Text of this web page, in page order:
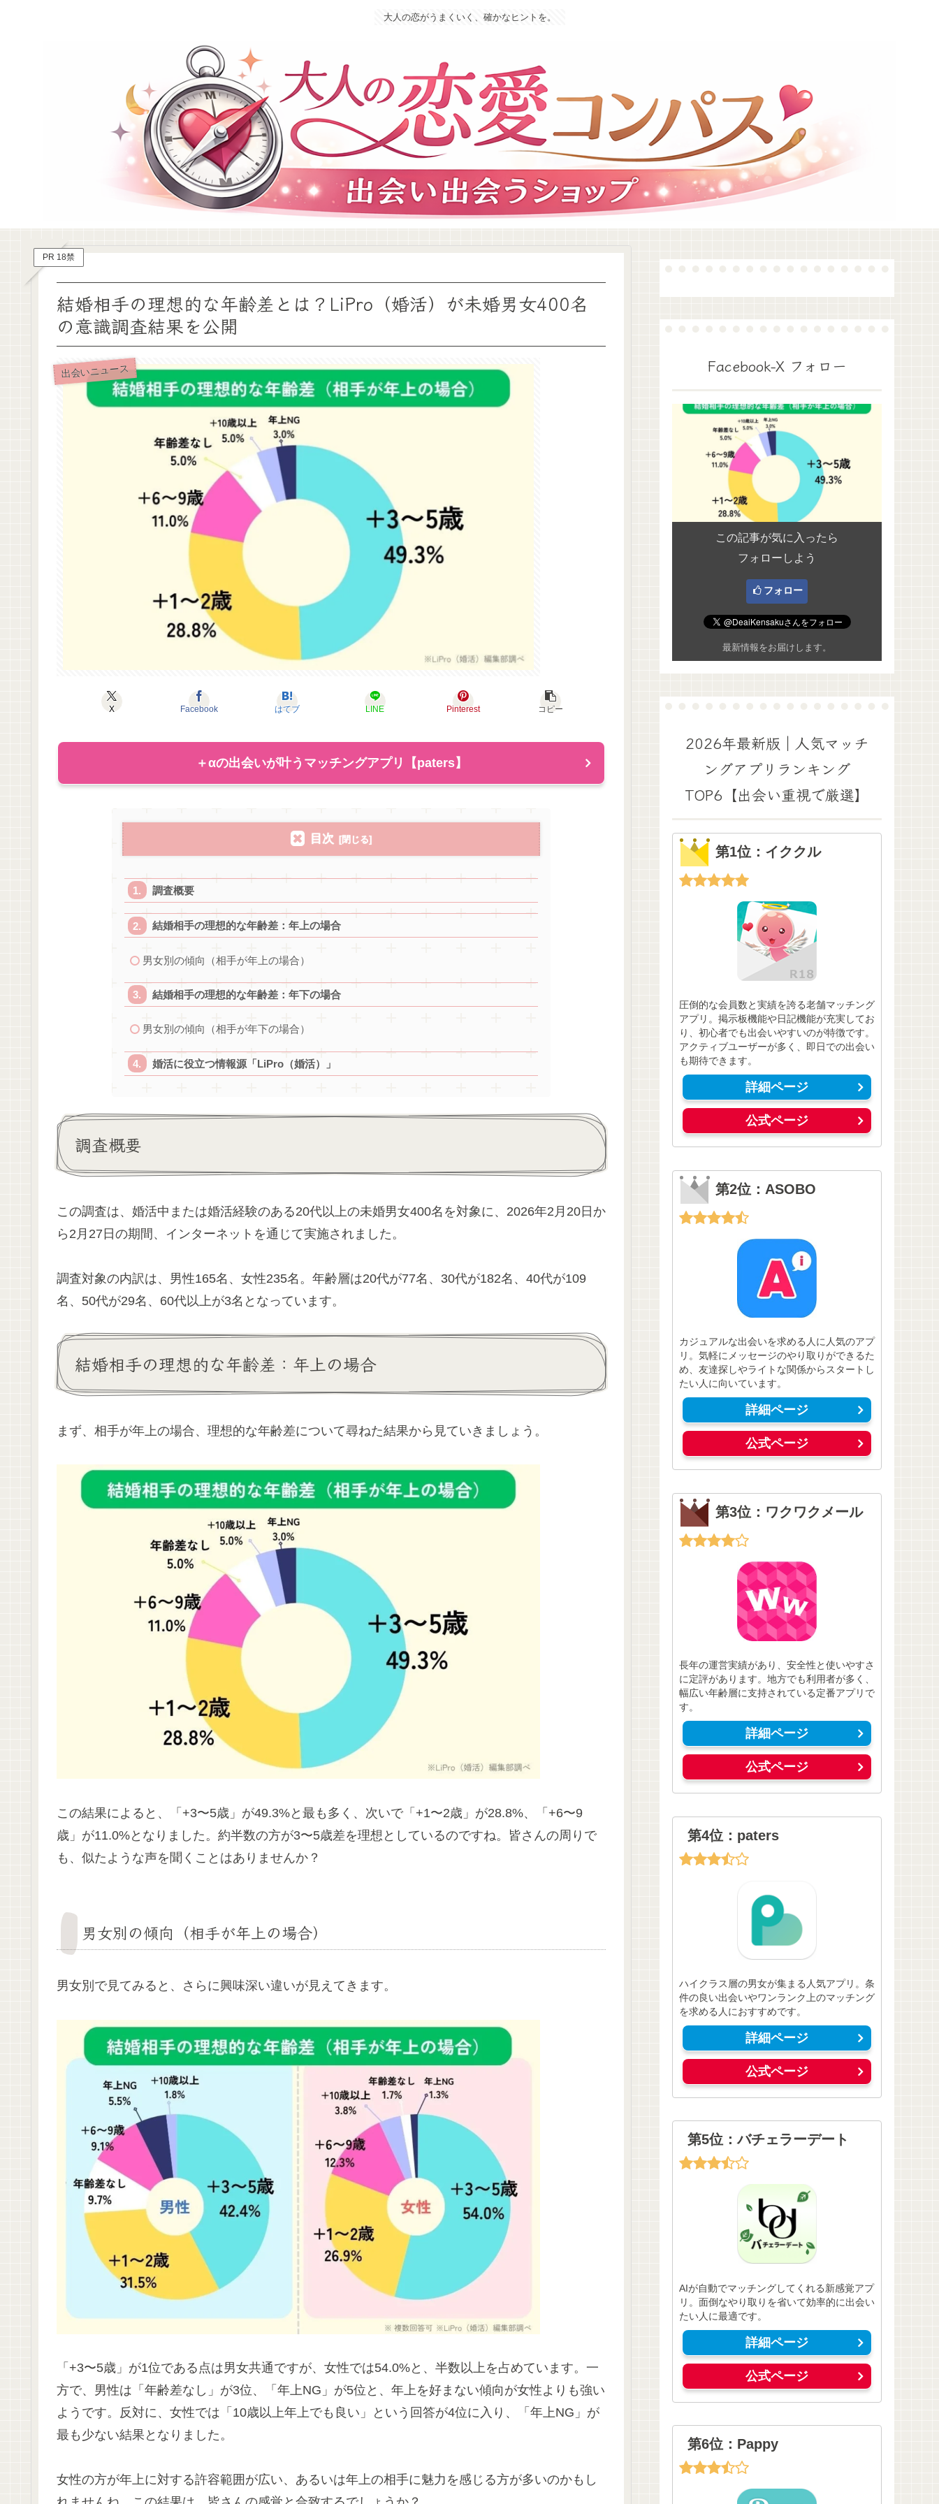
大人の恋がうまくいく、確かなヒントを。
PR 18禁
結婚相手の理想的な年齢差とは？LiPro（婚活）が未婚男女400名
の意識調査結果を公開
出会いニュース
X Facebook はてブ LINE Pinterest コピー
＋αの出会いが叶うマッチングアプリ【paters】
目次
調査概要
結婚相手の理想的な年齢差：年上の場合
男女別の傾向（相手が年上の場合）
結婚相手の理想的な年齢差：年下の場合
男女別の傾向（相手が年下の場合）
婚活に役立つ情報源「LiPro（婚活）」
調査概要
この調査は、婚活中または婚活経験のある20代以上の未婚男女400名を対象に、2026年2月20日か
ら2月27日の期間、インターネットを通じて実施されました。
調査対象の内訳は、男性165名、女性235名。年齢層は20代が77名、30代が182名、40代が109
名、50代が29名、60代以上が3名となっています。
結婚相手の理想的な年齢差：年上の場合
まず、相手が年上の場合、理想的な年齢差について尋ねた結果から見ていきましょう。
この結果によると、「+3〜5歳」が49.3%と最も多く、次いで「+1〜2歳」が28.8%、「+6〜9
歳」が11.0%となりました。約半数の方が3〜5歳差を理想としているのですね。皆さんの周りで
も、似たような声を聞くことはありませんか？
男女別の傾向（相手が年上の場合）
男女別で見てみると、さらに興味深い違いが見えてきます。
「+3〜5歳」が1位である点は男女共通ですが、女性では54.0%と、半数以上を占めています。一
方で、男性は「年齢差なし」が3位、「年上NG」が5位と、年上を好まない傾向が女性よりも強い
ようです。反対に、女性では「10歳以上年上でも良い」という回答が4位に入り、「年上NG」が
最も少ない結果となりました。
女性の方が年上に対する許容範囲が広い、あるいは年上の相手に魅力を感じる方が多いのかもし
Facebook-X フォロー
この記事が気に入ったら
フォローしよう
フォロー
最新情報をお届けします。
2026年最新版｜人気マッチ
ングアプリランキング
TOP6【出会い重視で厳選】
第1位：イククル
圧倒的な会員数と実績を誇る老舗マッチング
アプリ。掲示板機能や日記機能が充実してお
り、初心者でも出会いやすいのが特徴です。
アクティブユーザーが多く、即日での出会い
も期待できます。
詳細ページ
公式ページ
第2位：ASOBO
カジュアルな出会いを求める人に人気のアプ
リ。気軽にメッセージのやり取りができるた
め、友達探しやライトな関係からスタートし
たい人に向いています。
詳細ページ
公式ページ
第3位：ワクワクメール
長年の運営実績があり、安全性と使いやすさ
に定評があります。地方でも利用者が多く、
幅広い年齢層に支持されている定番アプリで
す。
詳細ページ
公式ページ
第4位：paters
ハイクラス層の男女が集まる人気アプリ。条
件の良い出会いやワンランク上のマッチング
を求める人におすすめです。
詳細ページ
公式ページ
第5位：バチェラーデート
AIが自動でマッチングしてくれる新感覚アプ
リ。面倒なやり取りを省いて効率的に出会い
たい人に最適です。
詳細ページ
公式ページ
第6位：Pappy